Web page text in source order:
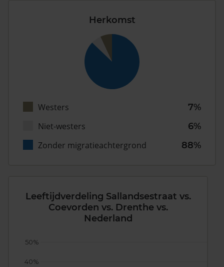
Herkomst
Westers
7%
Niet-westers
6%
Zonder migratieachtergrond
88%
Leeftijdverdeling Sallandsestraat vs.
Coevorden vs. Drenthe vs.
Nederland
40%
50%